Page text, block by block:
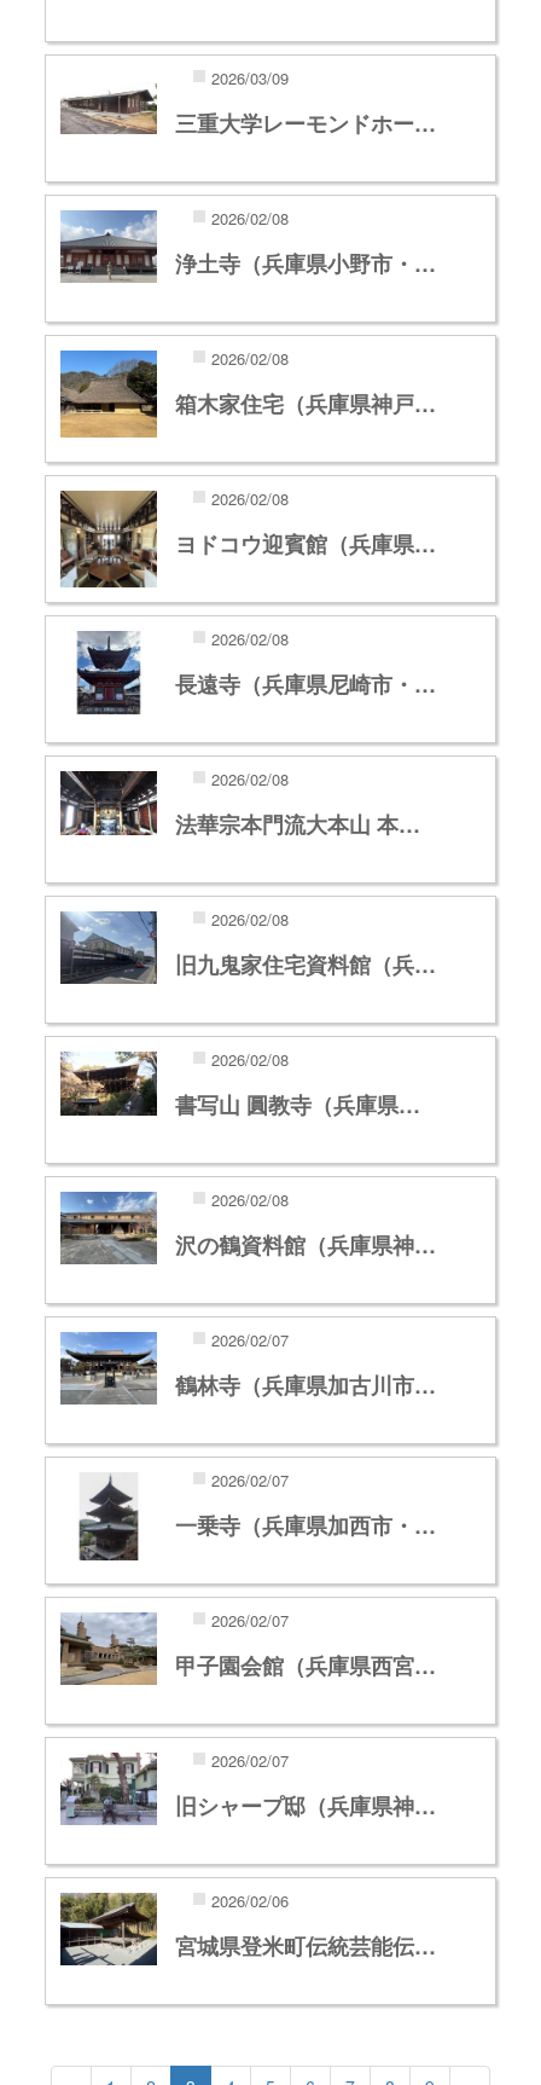
2026/03/09
三重大学レーモンドホー…
2026/02/08
浄土寺（兵庫県小野市・…
2026/02/08
箱木家住宅（兵庫県神戸…
2026/02/08
ヨドコウ迎賓館（兵庫県…
2026/02/08
長遠寺（兵庫県尼崎市・…
2026/02/08
法華宗本門流大本山 本…
2026/02/08
旧九鬼家住宅資料館（兵…
2026/02/08
書写山 圓教寺（兵庫県…
2026/02/08
沢の鶴資料館（兵庫県神…
2026/02/07
鶴林寺（兵庫県加古川市…
2026/02/07
一乗寺（兵庫県加西市・…
2026/02/07
甲子園会館（兵庫県西宮…
2026/02/07
旧シャープ邸（兵庫県神…
2026/02/06
宮城県登米町伝統芸能伝…